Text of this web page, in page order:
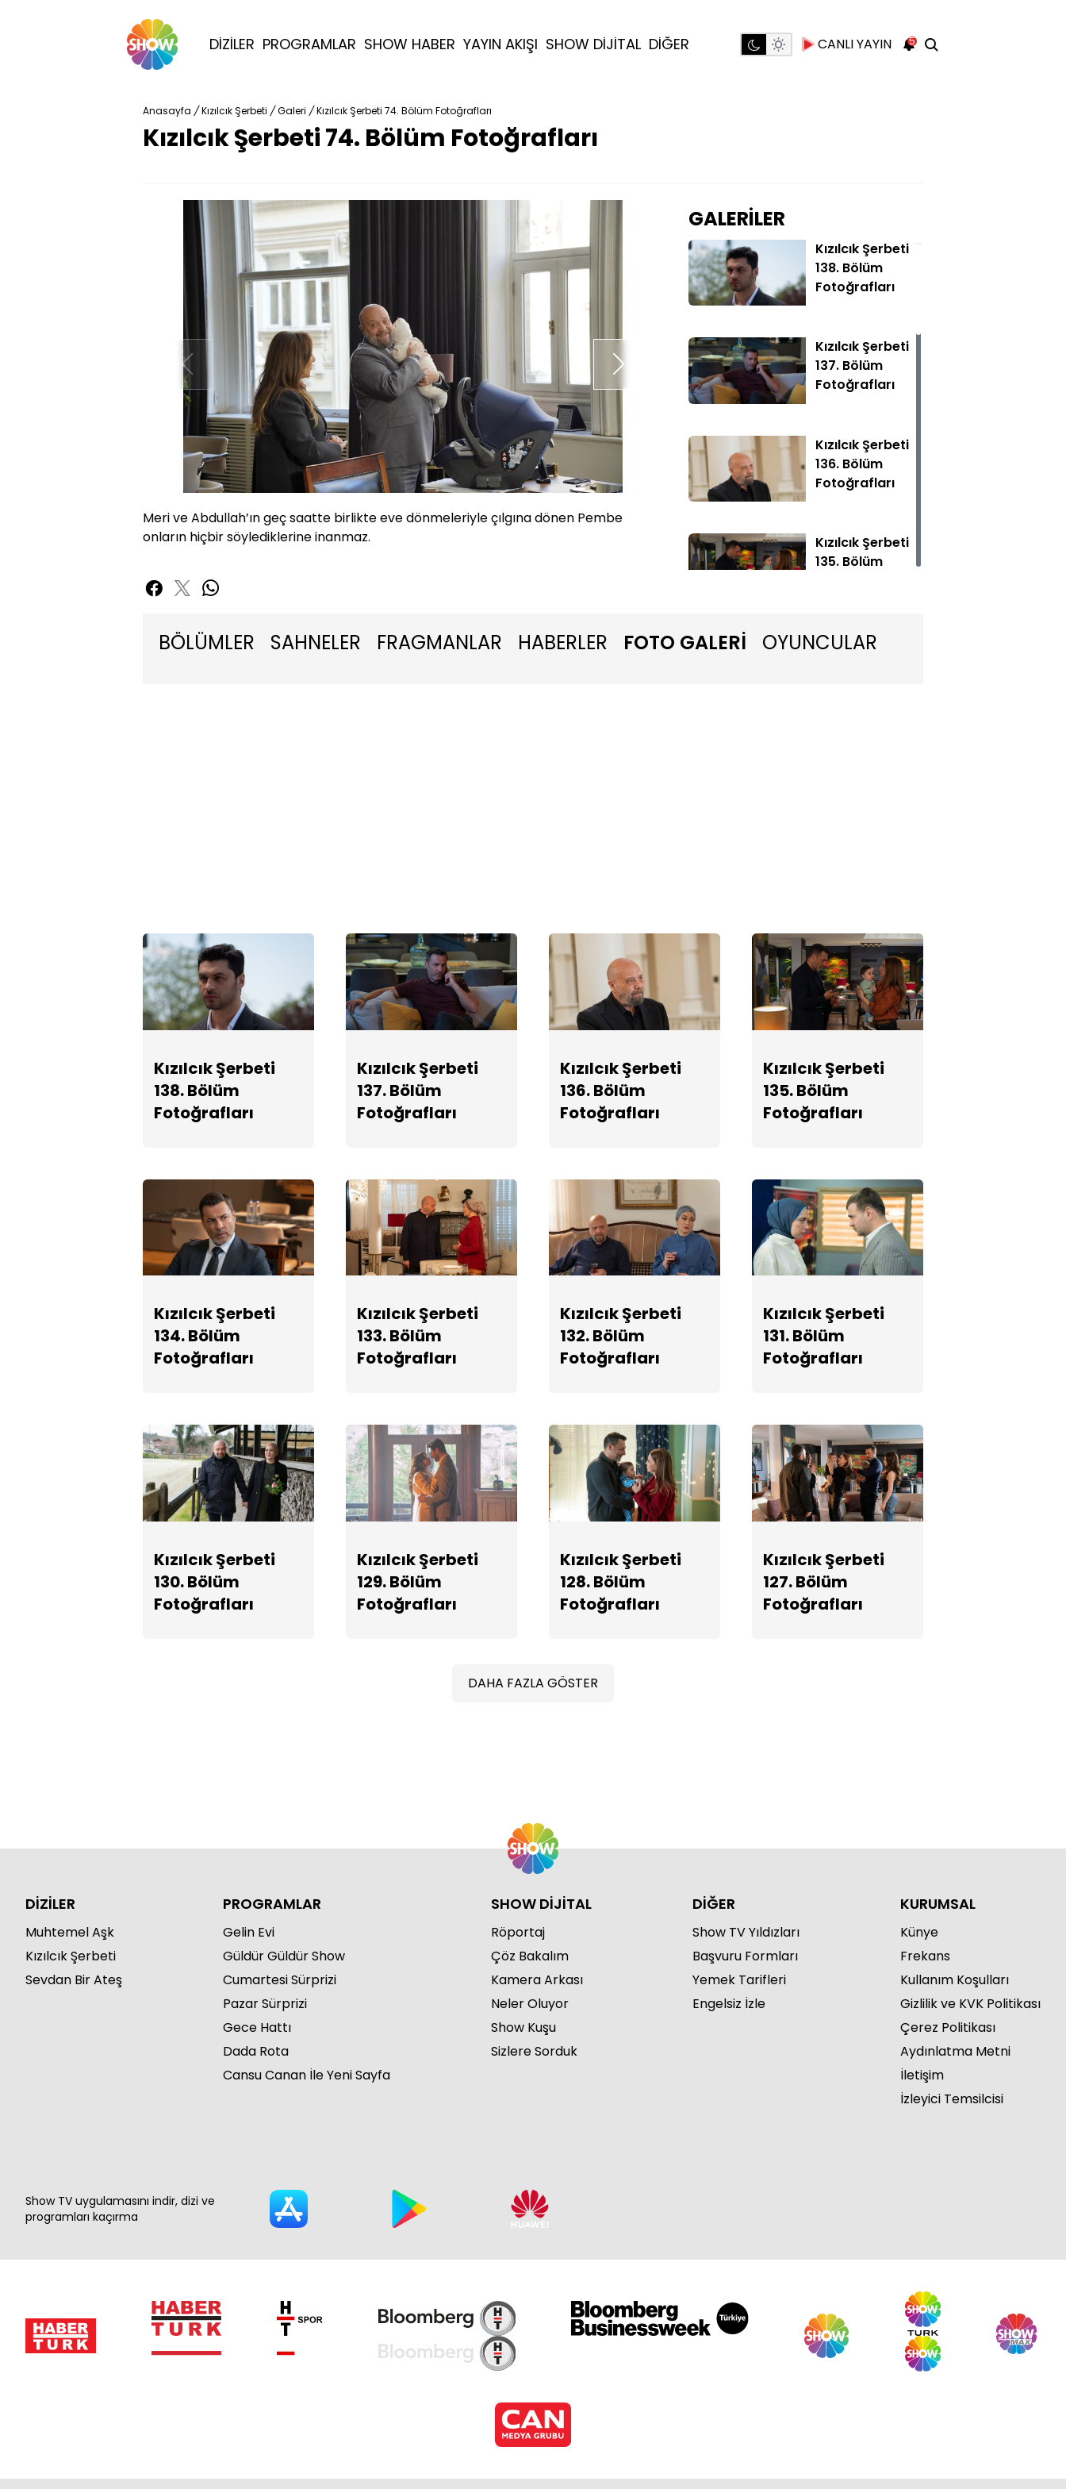
DİZİLER PROGRAMLAR SHOW HABER YAYIN AKIŞI SHOW DİJİTAL DİĞER CANLI YAYIN 5
Anasayfa / Kızılcık Şerbeti / Galeri / Kızılcık Şerbeti 74. Bölüm Fotoğrafları
Kızılcık Şerbeti 74. Bölüm Fotoğrafları
Meri ve Abdullah’ın geç saatte birlikte eve dönmeleriyle çılgına dönen Pembe
onların hiçbir söylediklerine inanmaz.
artık.
GALERİLER
Kızılcık Şerbeti
138. Bölüm
Fotoğrafları
Kızılcık Şerbeti
137. Bölüm
Fotoğrafları
Kızılcık Şerbeti
136. Bölüm
Fotoğrafları
Kızılcık Şerbeti
135. Bölüm
Kızılcık Şerbeti
Kızılcık Şerbeti
131. Bölüm
Fotoğrafları
Kızılcık Şerbeti
Fotoğrafları
Kızılcık Şerbeti
128. Bölüm
Fotoğrafları
Kızılcık Şerbeti
127. Bölüm
Fotoğrafları
BÖLÜMLER SAHNELER FRAGMANLAR HABERLER FOTO GALERİ OYUNCULAR
Kızılcık Şerbeti
138. Bölüm
Fotoğrafları
Kızılcık Şerbeti
137. Bölüm
Fotoğrafları
Kızılcık Şerbeti
136. Bölüm
Fotoğrafları
Kızılcık Şerbeti
135. Bölüm
Fotoğrafları
Kızılcık Şerbeti
134. Bölüm
Fotoğrafları
Kızılcık Şerbeti
133. Bölüm
Fotoğrafları
Kızılcık Şerbeti
132. Bölüm
Fotoğrafları
Kızılcık Şerbeti
131. Bölüm
Fotoğrafları
Kızılcık Şerbeti
130. Bölüm
Fotoğrafları
Kızılcık Şerbeti
129. Bölüm
Fotoğrafları
Kızılcık Şerbeti
128. Bölüm
Fotoğrafları
Kızılcık Şerbeti
127. Bölüm
Fotoğrafları
DAHA FAZLA GÖSTER
DİZİLER
Muhtemel Aşk
Kızılcık Şerbeti
Sevdan Bir Ateş
PROGRAMLAR
Gelin Evi
Güldür Güldür Show
Cumartesi Sürprizi
Pazar Sürprizi
Gece Hattı
Dada Rota
Cansu Canan İle Yeni Sayfa
SHOW DİJİTAL
Röportaj
Çöz Bakalım
Kamera Arkası
Neler Oluyor
Show Kuşu
Sizlere Sorduk
DİĞER
Show TV Yıldızları
Başvuru Formları
Yemek Tarifleri
Engelsiz İzle
KURUMSAL
Künye
Frekans
Kullanım Koşulları
Gizlilik ve KVK Politikası
Çerez Politikası
Aydınlatma Metni
İletişim
İzleyici Temsilcisi
Show TV uygulamasını indir, dizi ve
programları kaçırma